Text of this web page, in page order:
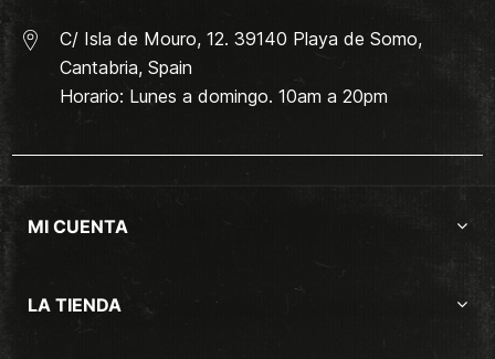
C/ Isla de Mouro, 12. 39140 Playa de Somo,
Cantabria, Spain
Horario: Lunes a domingo. 10am a 20pm
MI CUENTA
LA TIENDA